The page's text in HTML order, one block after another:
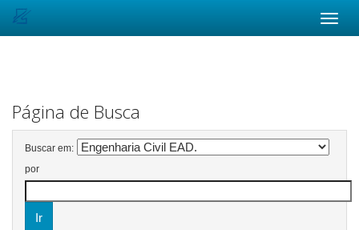
Página de Busca
Buscar em:
por